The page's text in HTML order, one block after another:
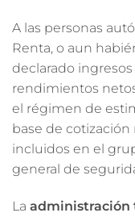
A las personas
Renta, o aun
declarado
rendimientos
el régimen de
base de
incluidos en el
general de
La